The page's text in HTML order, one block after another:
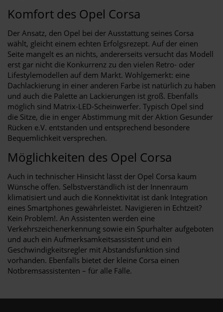
Komfort des Opel Corsa
Der Ansatz, den Opel bei der Ausstattung seines Corsa
wählt, gleicht einem echten Erfolgsrezept. Auf der einen
Seite mangelt es an nichts, andererseits versucht das Modell
erst gar nicht die Konkurrenz zu den vielen Retro- oder
Lifestylemodellen auf dem Markt. Wohlgemerkt: eine
Dachlackierung in einer anderen Farbe ist natürlich zu haben
und auch die Palette an Lackierungen ist groß. Ebenfalls
möglich sind Matrix-LED-Scheinwerfer. Typisch Opel sind
die Sitze, die in enger Abstimmung mit der Aktion Gesunder
Rücken e.V. entstanden und entsprechend besondere
Bequemlichkeit versprechen.
Möglichkeiten des Opel Corsa
Auch in technischer Hinsicht lässt der Opel Corsa kaum
Wünsche offen. Selbstverständlich ist der Innenraum
klimatisiert und auch die Konnektivität ist dank Integration
eines Smartphones gewährleistet. Navigieren in Echtzeit?
Kein Problem!. An Assistenten werden eine
Verkehrszeichenerkennung sowie ein Spurhalter aufgeboten
und auch ein Aufmerksamkeitsassistent und ein
Geschwindigkeitsregler mit Abstandsfunktion sind
vorhanden. Ebenfalls bietet der kleine Corsa einen
Notbremsassistenten – für alle Fälle.